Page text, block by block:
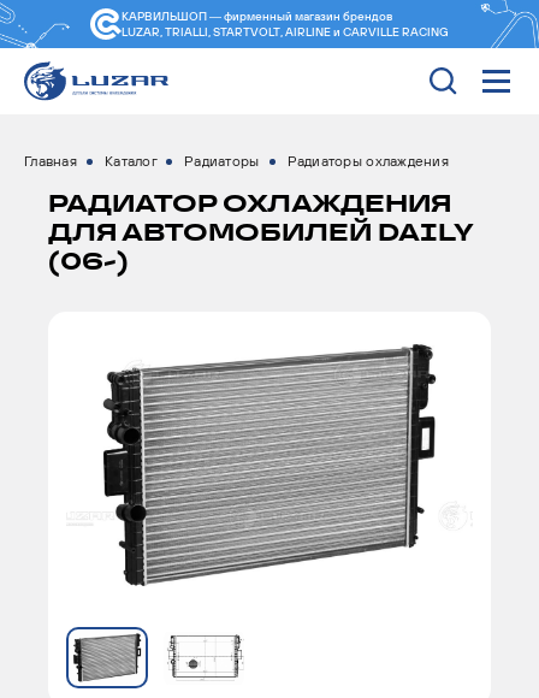
КАРВИЛЬШОП — фирменный магазин брендов
LUZAR, TRIALLI, STARTVOLT, AIRLINE и CARVILLE RACING
Главная Каталог Радиаторы Радиаторы охлаждения
РАДИАТОР ОХЛАЖДЕНИЯ
ДЛЯ АВТОМОБИЛЕЙ DAILY
(06-)